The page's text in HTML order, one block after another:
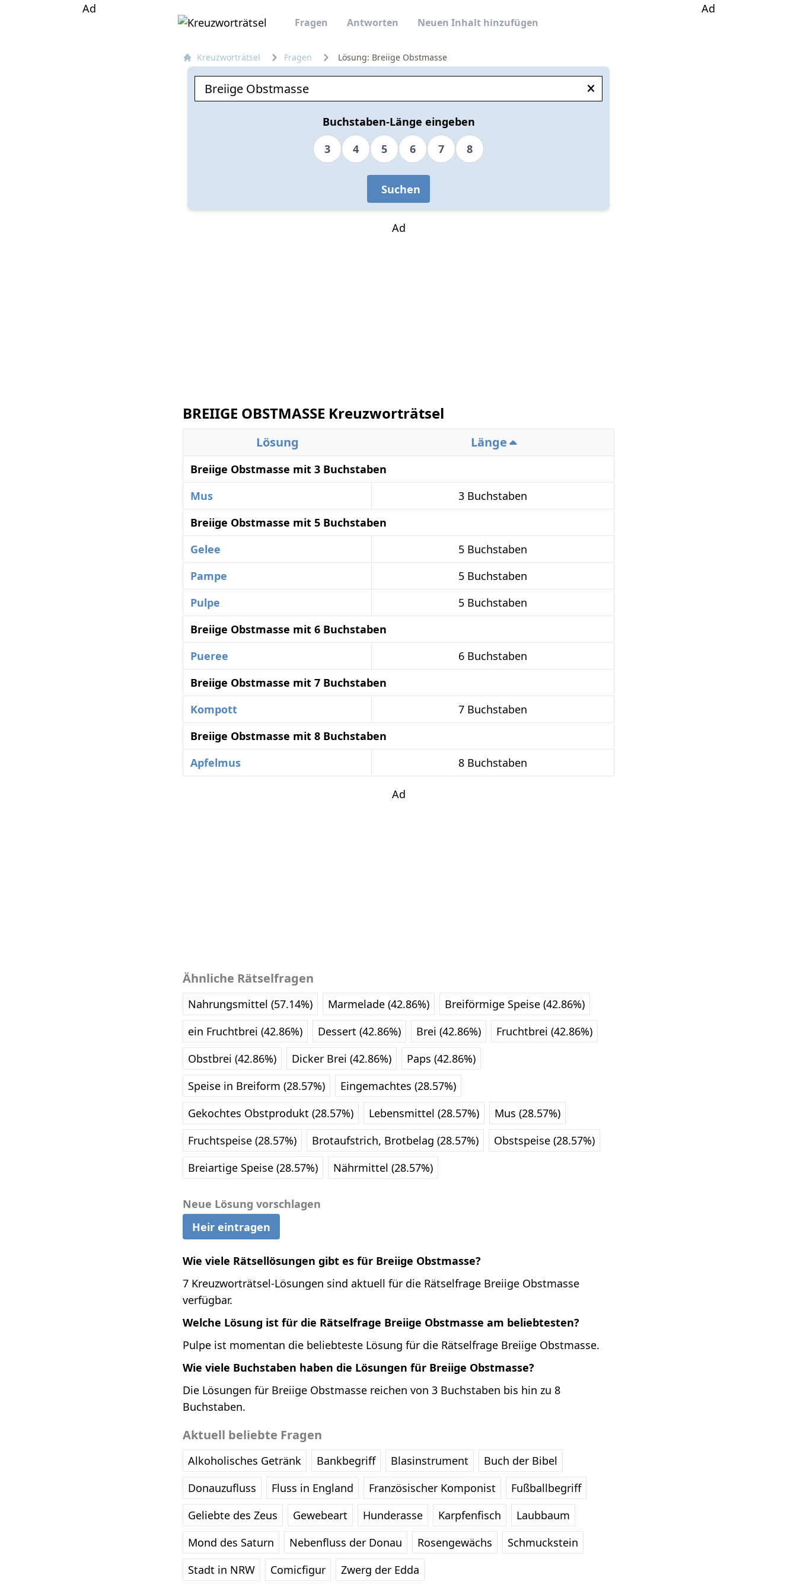
Fragen Antworten Neuen Inhalt hinzufügen
Ad Ad
Kreuzworträtsel Fragen Lösung: Breiige Obstmasse
Buchstaben-Länge eingeben
3
4 5 6 7 8
Suchen
Ad
BREIIGE OBSTMASSE Kreuzworträtsel
Lösung Länge
Breiige Obstmasse mit 3 Buchstaben
Mus
3 Buchstaben
Breiige Obstmasse mit 5 Buchstaben
Gelee
5 Buchstaben
Pampe
5 Buchstaben
Pulpe
5 Buchstaben
Breiige Obstmasse mit 6 Buchstaben
Pueree
6 Buchstaben
Breiige Obstmasse mit 7 Buchstaben
Kompott
7 Buchstaben
Breiige Obstmasse mit 8 Buchstaben
Apfelmus
8 Buchstaben
Ad
Ähnliche Rätselfragen
Nahrungsmittel (57.14%) Marmelade (42.86%)
Breiförmige Speise (42.86%)
ein Fruchtbrei (42.86%)
Dessert (42.86%) Brei (42.86%)
Fruchtbrei (42.86%)
Obstbrei (42.86%)
Dicker Brei (42.86%)
Paps (42.86%)
Speise in Breiform (28.57%)
Eingemachtes (28.57%)
Gekochtes Obstprodukt (28.57%)
Lebensmittel (28.57%)
Mus (28.57%)
Fruchtspeise (28.57%)
Brotaufstrich, Brotbelag (28.57%)
Obstspeise (28.57%)
Breiartige Speise (28.57%)
Nährmittel (28.57%)
Neue Lösung vorschlagen
Heir eintragen
Wie viele Rätsellösungen gibt es für Breiige Obstmasse?
7 Kreuzworträtsel-Lösungen sind aktuell für die Rätselfrage Breiige Obstmasse
verfügbar.
Welche Lösung ist für die Rätselfrage Breiige Obstmasse am beliebtesten?
Pulpe ist momentan die beliebteste Lösung für die Rätselfrage Breiige Obstmasse.
Wie viele Buchstaben haben die Lösungen für Breiige Obstmasse?
Die Lösungen für Breiige Obstmasse reichen von 3 Buchstaben bis hin zu 8
Buchstaben.
Aktuell beliebte Fragen
Alkoholisches Getränk Bankbegriff Blasinstrument
Buch der Bibel
Donauzufluss
Fluss in England Französischer Komponist
Fußballbegriff
Geliebte des Zeus
Gewebeart Hunderasse Karpfenfisch
Laubbaum
Mond des Saturn
Nebenfluss der Donau Rosengewächs
Schmuckstein
Stadt in NRW
Comicfigur Zwerg der Edda